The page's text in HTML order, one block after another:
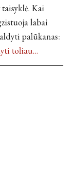
Kai
labai
palūkanas:
toliau…